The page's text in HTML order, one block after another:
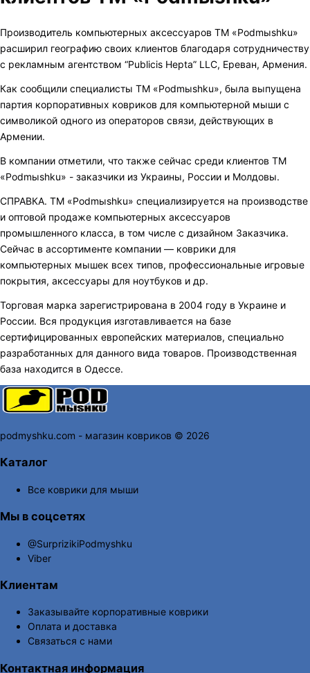
Производитель компьютерных аксессуаров ТМ «Podmыshku»
расширил географию своих клиентов благодаря сотрудничеству
с рекламным агентством “Publicis Hepta” LLC, Ереван, Армения.
Как сообщили специалисты ТМ «Podmыshku», была выпущена
партия корпоративных ковриков для компьютерной мыши с
символикой одного из операторов связи, действующих в
Армении.
В компании отметили, что также сейчас среди клиентов ТМ
«Podmыshku» - заказчики из Украины, России и Молдовы.
СПРАВКА. ТМ «Podmыshku» специализируется на производстве
и оптовой продаже компьютерных аксессуаров
промышленного класса, в том числе с дизайном Заказчика.
Сейчас в ассортименте компании — коврики для
компьютерных мышек всех типов, профессиональные игровые
покрытия, аксессуары для ноутбуков и др.
Торговая марка зарегистрирована в 2004 году в Украине и
России. Вся продукция изготавливается на базе
сертифицированных европейских материалов, специально
разработанных для данного вида товаров. Производственная
база находится в Одессе.
podmyshku.com - магазин ковриков © 2026
Каталог
Все коврики для мыши
Мы в соцсетях
@SurprizikiPodmyshku
Viber
Клиентам
Заказывайте корпоративные коврики
Оплата и доставка
Связаться с нами
Контактная информация